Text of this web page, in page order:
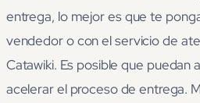
entrega, lo mejor es que te
vendedor o con el servicio de
Catawiki. Es posible que puedan
acelerar el proceso de entrega.